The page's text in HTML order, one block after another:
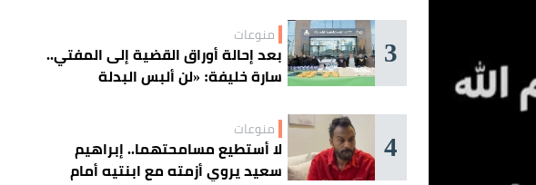
3 منوعات
بعد إحالة أوراق القضية إلى المفتي..
سارة خليفة: «لن ألبس البدلة
4 منوعات
لا أستطيع مسامحتهما.. إبراهيم
سعيد يروي أزمته مع ابنتيه أمام